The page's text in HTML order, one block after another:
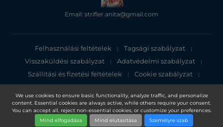
We use cookies to ensure basic functionality, analyze traffic, and personalize
content. Essential cookies are always active, while others require your consent.
You can accept all, reject non-essential cookies, or customize your preferences.
Mind elfogadása
Mind elutasítása Személyre szab
Email: strifler.anita@gmail.com
Felhasználási feltételek | Tagsági szabályzat |
Visszaküldési szabályzat | Adatvédelmi szabályzat |
Szállítási és fizetési feltételek | Cookie szabályzat |
Adatvédelmi tájékoztató
Copyright 2025, DXN Holdings Bhd. 199501033918 (363120-V)